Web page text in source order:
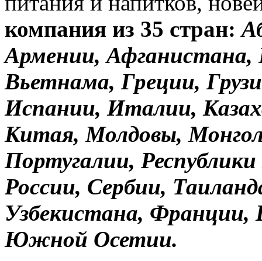
компания из 35 стран:
Армении, Афганистана,
Вьетнама, Греции,
Испании, Италии,
Китая, Молдовы,
Португалии, Республики
России, Сербии,
Узбекистана,
Южной Осетии.